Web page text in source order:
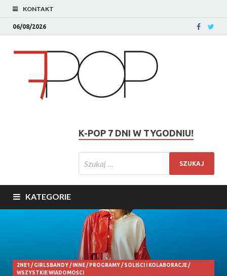
KONTAKT
06/08/2026
K-POP 7 DNI W TYGODNIU!
KATEGORIE
2NE1 /GIRLSBANDY/ INNE/ PROGRAMY/SOLIŚCI I KOLABORACJE/
WSZYSTKIE WIADOMOŚCI